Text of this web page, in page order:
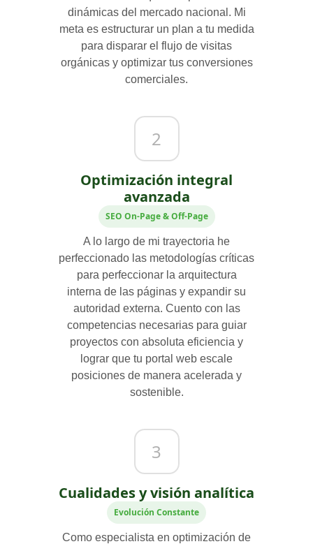
dinámicas del mercado nacional. Mi
meta es estructurar un plan a tu medida
para disparar el flujo de visitas
orgánicas y optimizar tus conversiones
comerciales.
2
Optimización integral
avanzada
SEO On-Page & Off-Page
A lo largo de mi trayectoria he
perfeccionado las metodologías críticas
para perfeccionar la arquitectura
interna de las páginas y expandir su
autoridad externa. Cuento con las
competencias necesarias para guiar
proyectos con absoluta eficiencia y
lograr que tu portal web escale
posiciones de manera acelerada y
sostenible.
3
Cualidades y visión analítica
Evolución Constante
Como especialista en optimización de